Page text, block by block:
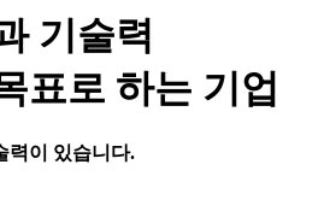
기술력
표로 하는 기업
력이 있습니다.